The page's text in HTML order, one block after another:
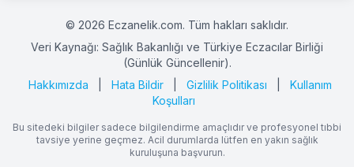
© 2026 Eczanelik.com. Tüm hakları saklıdır.
Veri Kaynağı: Sağlık Bakanlığı ve Türkiye Eczacılar Birliği
(Günlük Güncellenir).
Hakkımızda
Hata Bildir Gizlilik Politikası
Kullanım
Koşulları
Bu sitedeki bilgiler sadece bilgilendirme amaçlıdır ve profesyonel tıbbi
tavsiye yerine geçmez. Acil durumlarda lütfen en yakın sağlık
kuruluşuna başvurun.